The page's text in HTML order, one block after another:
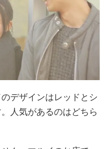
のデザインはレッドとシ
人気があるのはどちら